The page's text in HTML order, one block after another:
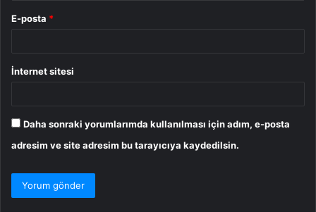
E-posta *
İnternet sitesi
Daha sonraki yorumlarımda kullanılması için adım, e-posta
adresim ve site adresim bu tarayıcıya kaydedilsin.